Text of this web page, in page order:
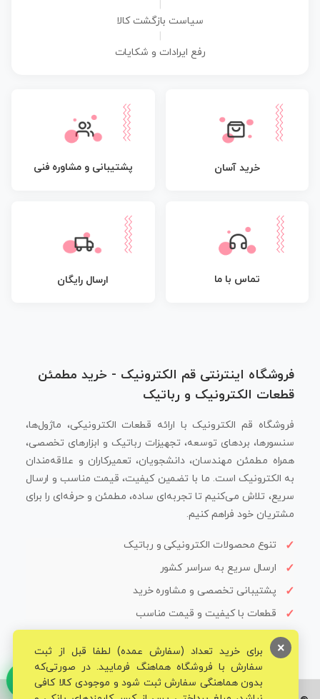
سیاست بازگشت کالا
رفع ایرادات و شکایات
خرید آسان پشتیبانی و مشاوره فنی
تماس با ما ارسال رایگان
فروشگاه اینترنتی قم الکترونیک - خرید مطمئن
قطعات الکترونیک و رباتیک
فروشگاه قم الکترونیک با ارائه قطعات الکترونیکی، ماژول‌ها،
سنسورها، بردهای توسعه، تجهیزات رباتیک و ابزارهای تخصصی،
همراه مطمئن مهندسان، دانشجویان، تعمیرکاران و علاقه‌مندان
به الکترونیک است. ما با تضمین کیفیت، قیمت مناسب و ارسال
سریع، تلاش می‌کنیم تا تجربه‌ای ساده، مطمئن و حرفه‌ای را برای
مشتریان خود فراهم کنیم.
تنوع محصولات الکترونیکی و رباتیک
ارسال سریع به سراسر کشور
پشتیبانی تخصصی و مشاوره خرید
قطعات با کیفیت و قیمت مناسب
برای خرید تعداد (سفارش عمده) لطفا قبل از ثبت
سفارش با فروشگاه هماهنگ فرمایید. در صورتی‌که
بدون هماهنگی سفارش ثبت شود و موجودی کالا کافی
×